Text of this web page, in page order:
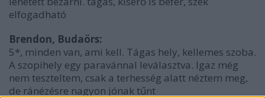
elfogadható
Brendon, Budaörs:
5*, minden van, ami kell. Tágas hely, kellemes szoba.
A szopihely egy paravánnal leválasztva. Igaz még
nem teszteltem, csak a terhesség alatt néztem meg,
de ránézésre nagyon jónak tűnt